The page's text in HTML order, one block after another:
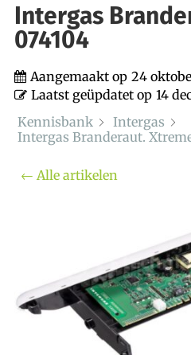
Intergas
074104
Aangemaakt op 24
Laatst geüpdatet op 14
Kennisbank
Intergas
Intergas Branderaut.
← Alle artikelen